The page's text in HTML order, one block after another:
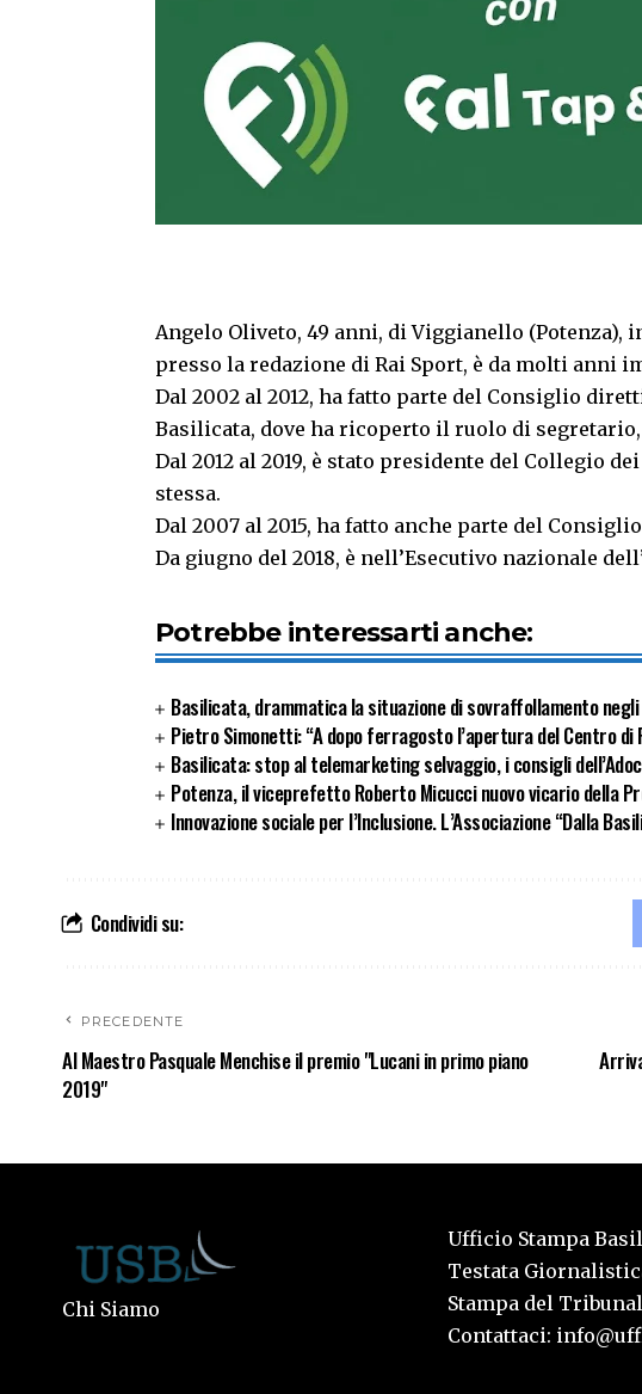
Angelo Oliveto, 49 anni, di Viggianello (Potenza),
presso la redazione di Rai Sport, è da molti anni
Dal 2002 al 2012, ha fatto parte del Consiglio
Basilicata, dove ha ricoperto il ruolo di
Dal 2012 al 2019, è stato presidente del Collegio
stessa.
Dal 2007 al 2015, ha fatto anche parte del
Da giugno del 2018, è nell’Esecutivo nazionale
Potrebbe interessarti anche:
Basilicata, drammatica la situazione di sovraffollamento
Pietro Simonetti: “A dopo ferragosto l’apertura del Centro di
Basilicata: stop al telemarketing selvaggio, i consigli dell’Adoc
Potenza, il viceprefetto Roberto Micucci nuovo vicario della
Innovazione sociale per l’Inclusione. L’Associazione “Dalla
Condividi su:
PRECEDENTE
Al Maestro Pasquale Menchise il premio "Lucani in primo piano
2019"
Chi Siamo
Ufficio Stampa
Testata
Stampa del
Contattaci: